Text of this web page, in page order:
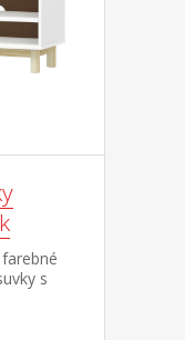
s
otvor